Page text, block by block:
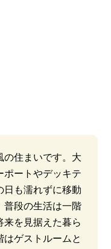
住まいです。 大
ポートやデッキテ
日も濡れずに移動
普段の生活は一階
来を見据えた暮ら
はゲストルームと